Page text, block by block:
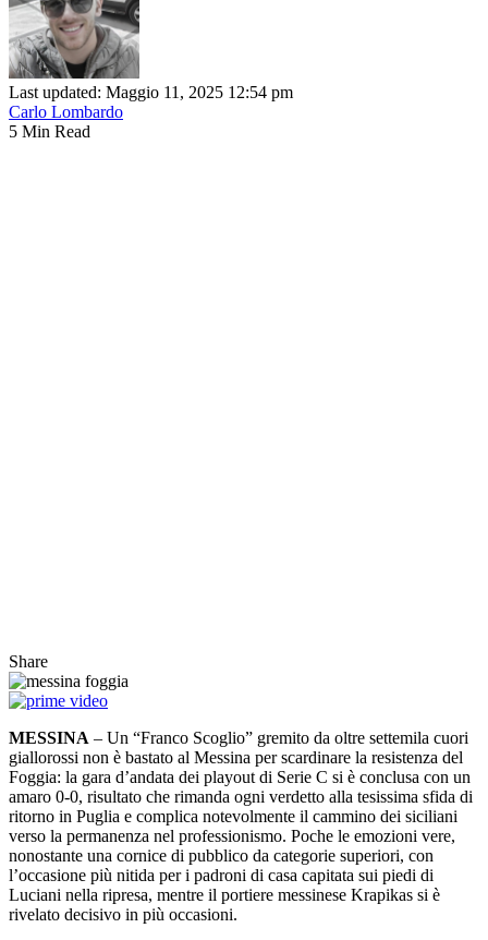
Last updated: Maggio 11, 2025 12:54 pm
Carlo Lombardo
5 Min Read
Share
MESSINA – Un “Franco Scoglio” gremito da oltre settemila cuori
giallorossi non è bastato al Messina per scardinare la resistenza del
Foggia: la gara d’andata dei playout di Serie C si è conclusa con un
amaro 0-0, risultato che rimanda ogni verdetto alla tesissima sfida di
ritorno in Puglia e complica notevolmente il cammino dei siciliani
verso la permanenza nel professionismo. Poche le emozioni vere,
nonostante una cornice di pubblico da categorie superiori, con
l’occasione più nitida per i padroni di casa capitata sui piedi di
Luciani nella ripresa, mentre il portiere messinese Krapikas si è
rivelato decisivo in più occasioni.